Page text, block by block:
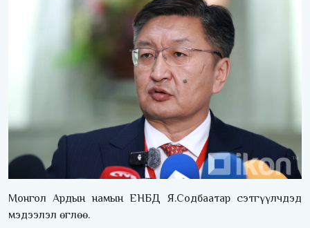
Монгол Ардын намын ЕНБД Я.Содбаатар сэтгүүлчдэд
мэдээлэл өглөө.